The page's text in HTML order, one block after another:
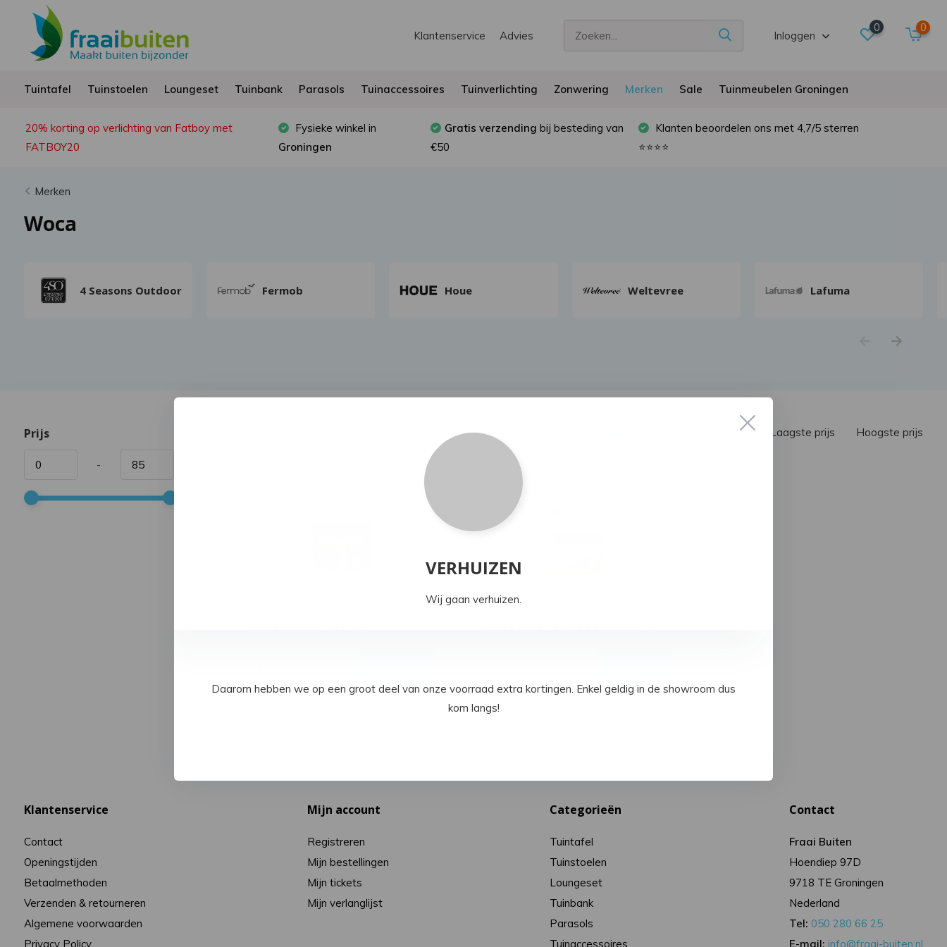
Klantenservice Advies Inloggen
0 0
Tuintafel Tuinstoelen Loungeset Tuinbank Parasols Tuinaccessoires Tuinverlichting Zonwering Merken Sale Tuinmeubelen Groningen
20% korting op verlichting van Fatboy met
FATBOY20
Fysieke winkel in
Groningen
Gratis verzending bij besteding van
€50
Klanten beoordelen ons met 4,7/5 sterren
⭐⭐⭐⭐
Merken
Woca
4 Seasons Outdoor Fermob Houe Weltevree Lafuma
Prijs
-
Meest bekeken Laagste prijs Hoogste prijs
Klantenservice
Contact
Openingstijden
Betaalmethoden
Verzenden & retourneren
Algemene voorwaarden
Privacy Policy
Mijn account
Registreren
Mijn bestellingen
Mijn tickets
Mijn verlanglijst
Categorieën
Tuintafel
Tuinstoelen
Loungeset
Tuinbank
Parasols
Tuinaccessoires
Contact
Fraai Buiten
Hoendiep 97D
9718 TE Groningen
Nederland
Tel: 050 280 66 25
E-mail: info@fraai-buiten.nl
VERHUIZEN
Wij gaan verhuizen.
Daarom hebben we op een groot deel van onze voorraad extra kortingen. Enkel geldig in de showroom dus
kom langs!